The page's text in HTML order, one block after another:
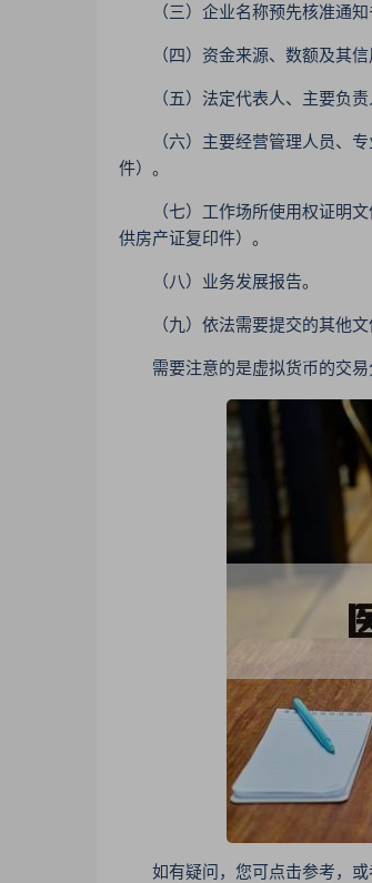
（三）企业名称预先核准通知
（四）资金来源、数额及其信
（五）法定代表人、主要负责
（六）主要经营管理人员、专
件）。
（七）工作场所使用权证明文
供房产证复印件）。
（八）业务发展报告。
（九）依法需要提交的其他文
需要注意的是虚拟货币的交易
如有疑问，您可点击参考，或